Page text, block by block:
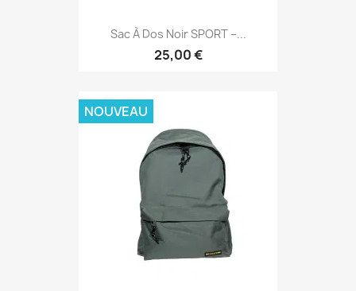
Sac À Dos Noir SPORT –...
25,00 €
NOUVEAU